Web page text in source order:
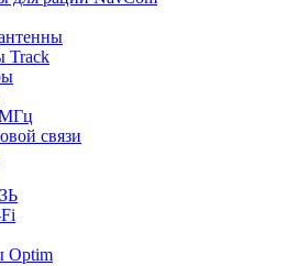
Track
МГц
связи
Optim